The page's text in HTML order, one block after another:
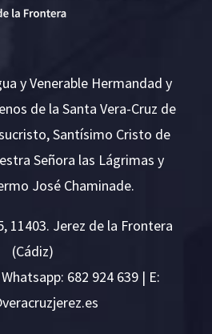
y Venerable Hermandad y
de la Santa Vera-Cruz de
Santísimo Cristo de
Señora las Lágrimas y
José Chaminade.
11403. Jerez de la Frontera
(Cádiz)
682 924 639 | E:
se.ze
rejzu
rcare